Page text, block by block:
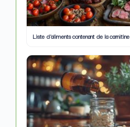
Liste d'aliments contenant de la carnitine